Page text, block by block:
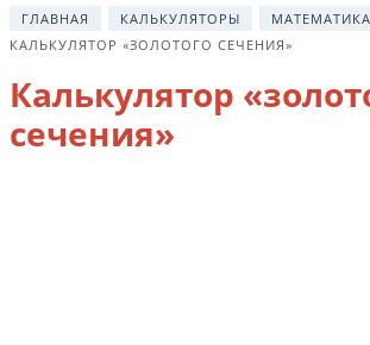
ГЛАВНАЯ КАЛЬКУЛЯТОРЫ МАТЕМАТИКА
КАЛЬКУЛЯТОР «ЗОЛОТОГО СЕЧЕНИЯ»
Калькулятор
сечения»